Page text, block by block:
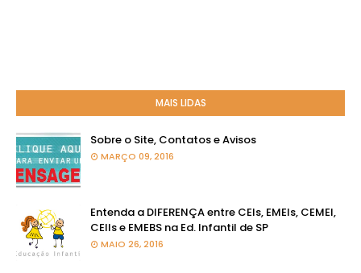
MAIS LIDAS
Sobre o Site, Contatos e Avisos
MARÇO 09, 2016
Entenda a DIFERENÇA entre CEIs, EMEIs, CEMEI,
CEIIs e EMEBS na Ed. Infantil de SP
MAIO 26, 2016